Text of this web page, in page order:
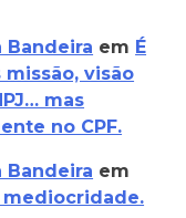
Bandeira em É
visão
mas
no CPF.
Bandeira em
mediocridade.